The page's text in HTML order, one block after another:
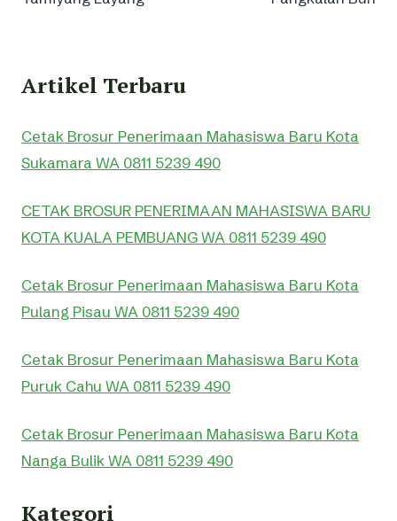
Artikel Terbaru
Cetak Brosur Penerimaan Mahasiswa Baru Kota
Sukamara WA 0811 5239 490
CETAK BROSUR PENERIMAAN MAHASISWA BARU
KOTA KUALA PEMBUANG WA 0811 5239 490
Cetak Brosur Penerimaan Mahasiswa Baru Kota
Pulang Pisau WA 0811 5239 490
Cetak Brosur Penerimaan Mahasiswa Baru Kota
Puruk Cahu WA 0811 5239 490
Cetak Brosur Penerimaan Mahasiswa Baru Kota
Nanga Bulik WA 0811 5239 490
Kategori